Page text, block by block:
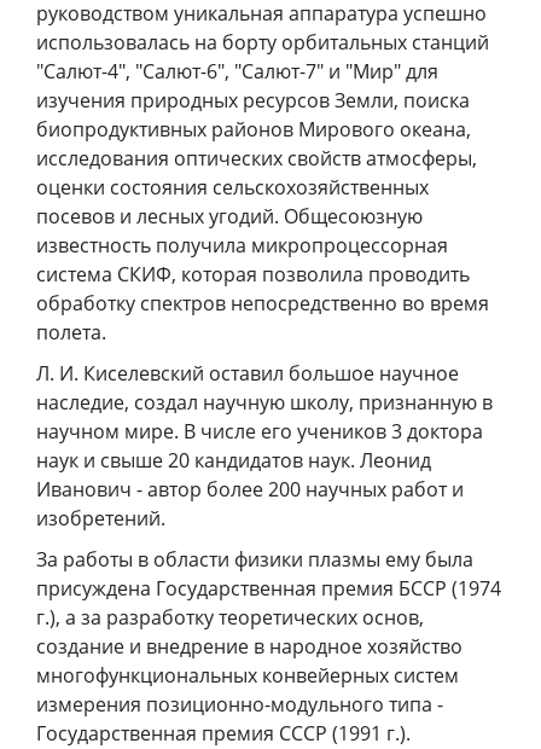
руководством уникальная аппаратура успешно
использовалась на борту орбитальных станций
"Салют-4", "Салют-6", "Салют-7" и "Мир" для
изучения природных ресурсов Земли, поиска
биопродуктивных районов Мирового океана,
исследования оптических свойств атмосферы,
оценки состояния сельскохозяйственных
посевов и лесных угодий. Общесоюзную
известность получила микропроцессорная
система СКИФ, которая позволила проводить
обработку спектров непосредственно во время
полета.
Л. И. Киселевский оставил большое научное
наследие, создал научную школу, признанную в
научном мире. В числе его учеников 3 доктора
наук и свыше 20 кандидатов наук. Леонид
Иванович - автор более 200 научных работ и
изобретений.
За работы в области физики плазмы ему была
присуждена Государственная премия БССР (1974
г.), а за разработку теоретических основ,
создание и внедрение в народное хозяйство
многофункциональных конвейерных систем
измерения позиционно-модульного типа -
Государственная премия СССР (1991 г.).